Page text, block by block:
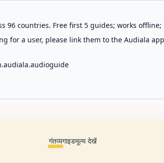
96 countries. Free first 5 guides; works
for a user, please link them to the Audiala
गंतव्यगाइडमूल्य देखें